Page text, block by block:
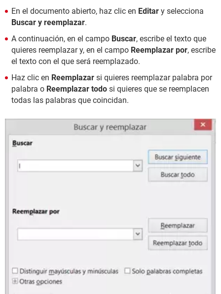
En el documento abierto, haz clic en Editar y selecciona
Buscar y reemplazar.
A continuación, en el campo Buscar, escribe el texto que
quieres reemplazar y, en el campo Reemplazar por, escribe
el texto con el que será reemplazado.
Haz clic en Reemplazar si quieres reemplazar palabra por
palabra o Reemplazar todo si quieres que se reemplacen
todas las palabras que coincidan.